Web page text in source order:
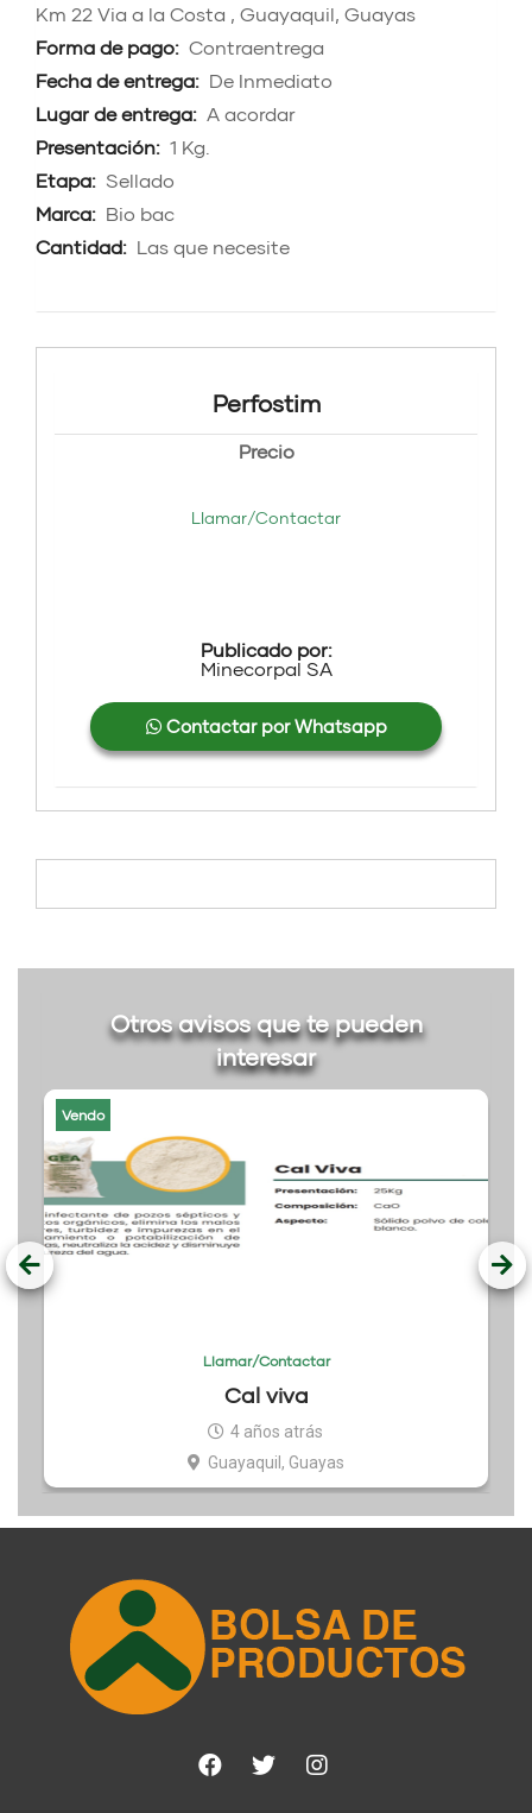
Km 22 Via a la Costa , Guayaquil, Guayas
Forma de pago: Contraentrega
Fecha de entrega: De Inmediato
Lugar de entrega: A acordar
Presentación: 1 Kg.
Etapa: Sellado
Marca: Bio bac
Cantidad: Las que necesite
Perfostim
Precio
Llamar/Contactar
Publicado por:
Minecorpal SA
Contactar por Whatsapp
Otros avisos que te pueden
interesar
Vendo
Llamar/Contactar
Cal viva
4 años atrás
Guayaquil, Guayas